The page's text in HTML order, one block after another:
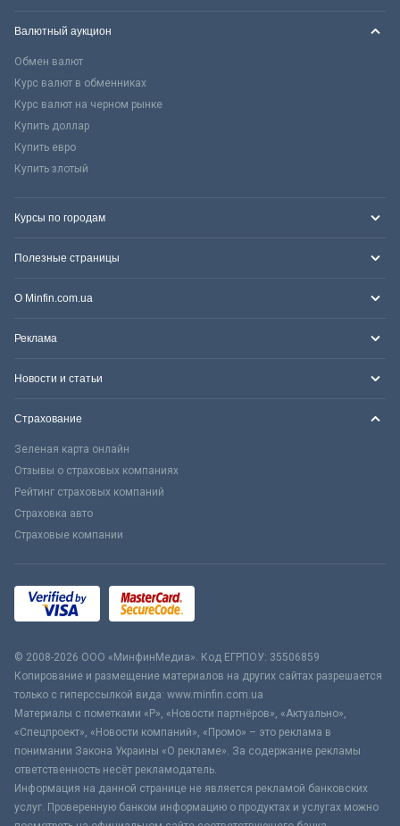
Валютный аукцион
Обмен валют
Курс валют в обменниках
Курс валют на черном рынке
Купить доллар
Купить евро
Купить злотый
Курсы по городам
Полезные страницы
О Minfin.com.ua
Реклама
Новости и статьи
Страхование
Зеленая карта онлайн
Отзывы о страховых компаниях
Рейтинг страховых компаний
Страховка авто
Страховые компании
© 2008-2026 ООО «МинфинМедиа». Код ЕГРПОУ: 35506859
Копирование и размещение материалов на других сайтах разрешается
только с гиперссылкой вида: www.minfin.com.ua
Материалы с пометками «Р», «Новости партнёров», «Актуально»,
«Спецпроект», «Новости компаний», «Промо» – это реклама в
понимании Закона Украины «О рекламе». За содержание рекламы
ответственность несёт рекламодатель.
Информация на данной странице не является рекламой банковских
услуг. Проверенную банком информацию о продуктах и услугах можно